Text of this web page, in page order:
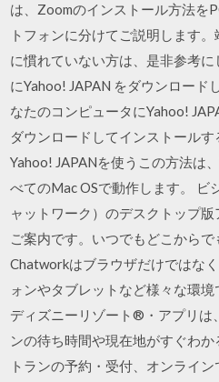
は、Zoomのインストール方法を
トフォンに分けてご説明します
に慣れていない方は、是非参考
にYahoo! JAPAN をダウンロード
なたのコンピュータにYahoo!
ダウンロードしてインストール
Yahoo! JAPANを使うこの方法は
べてのMac OSで動作します。 ビ
ャットワーク）のデスクトップ
ご案内です。いつでもどこから
Chatworkはブラウザだけではな
ォンやタブレットなど様々な環
ディズニーリゾート®・アプリは
ンの待ち時間や現在地がすぐわ
トランの予約・受付、オンライ